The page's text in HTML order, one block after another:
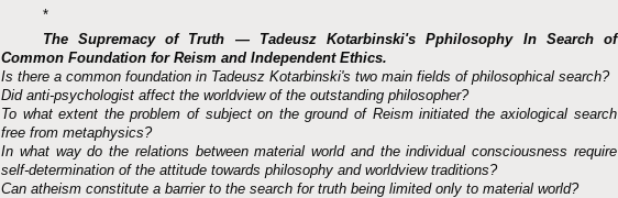
*
The Supremacy of Truth — Tadeusz Kotarbinski's Pphilosophy In Search of
Common Foundation for Reism and Independent Ethics.
Is there a common foundation in Tadeusz Kotarbinski's two main fields of philosophical search?
Did anti-psychologist affect the worldview of the outstanding philosopher?
To what extent the problem of subject on the ground of Reism initiated the axiological search
free from metaphysics?
In what way do the relations between material world and the individual consciousness require
self-determination of the attitude towards philosophy and worldview traditions?
Can atheism constitute a barrier to the search for truth being limited only to material world?